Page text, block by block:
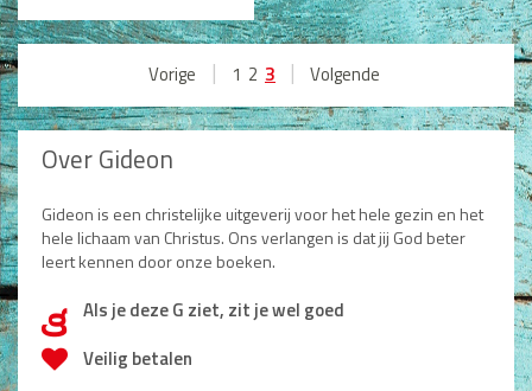
Vorige | 1 2 3 | Volgende
Over Gideon
Gideon is een christelijke uitgeverij voor het hele gezin en het
hele lichaam van Christus. Ons verlangen is dat jij God beter
leert kennen door onze boeken.
dAls je deze G ziet, zit je wel goed
Veilig betalen